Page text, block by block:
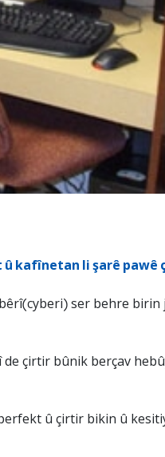
û kafînetan li şarê
ser behre
çirtir bûnik berçav
û çirtir bikin û